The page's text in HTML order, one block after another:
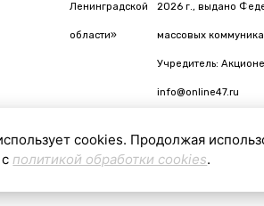
Ленинградской
области»
2026 г., выдано
массовых
Учредитель:
info@online47.ru
cookies. Продолжая
сполитикой обработки cookies.